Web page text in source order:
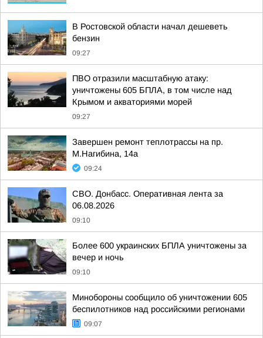
В Ростовской области начал дешеветь
бензин
09:27
ПВО отразили масштабную атаку:
уничтожены 605 БПЛА, в том числе над
Крымом и акваториями морей
09:27
Завершен ремонт теплотрассы на пр.
М.Нагибина, 14а
09:24
СВО. Донбасс. Оперативная лента за
06.08.2026
09:10
Более 600 украинских БПЛА уничтожены за
вечер и ночь
09:10
Минобороны сообщило об уничтожении 605
беспилотников над российскими регионами
09:07